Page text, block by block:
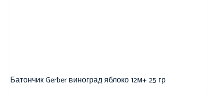
Батончик Gerber виноград яблоко 12м+ 25 гр